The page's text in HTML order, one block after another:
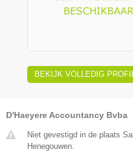
BEKIJK VOLLEDIG
D'Haeyere Accountancy Bvba
Niet gevestigd in de plaats
Henegouwen.